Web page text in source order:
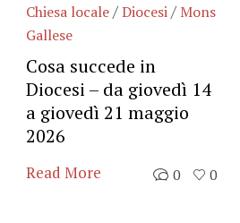
Chiesa locale/Diocesi/ Mons
Gallese
Cosa succede in
Diocesi – da giovedì 14
a giovedì 21 maggio
2026
0 0
Read More